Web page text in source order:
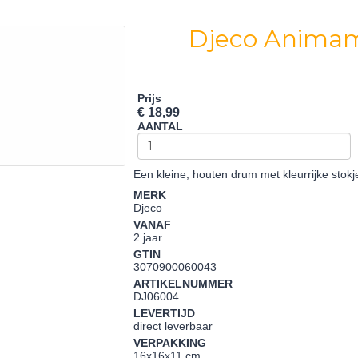
Djeco
Prijs
€ 18,99
AANTAL
Een kleine, houten drum met kleurrijke
MERK
Djeco
VANAF
2 jaar
GTIN
3070900060043
ARTIKELNUMMER
DJ06004
LEVERTIJD
direct leverbaar
VERPAKKING